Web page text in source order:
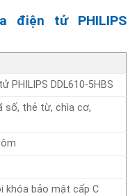
điện tử PHILIPS
PHILIPS DDL610-5HBS
số, thẻ từ, chìa cơ,
khóa bảo mật cấp C